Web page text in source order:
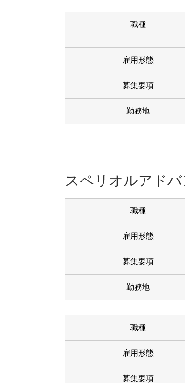
職種
雇用形態
募集要項
勤務地
スペリオルアド
職種
雇用形態
募集要項
勤務地
職種
雇用形態
募集要項